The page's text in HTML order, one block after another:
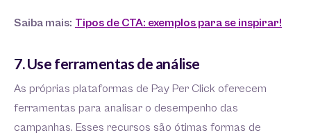
Saiba mais: Tipos de CTA: exemplos para se inspirar!
7. Use ferramentas de análise
As próprias plataformas de Pay Per Click oferecem
ferramentas para analisar o desempenho das
campanhas. Esses recursos são ótimas formas de